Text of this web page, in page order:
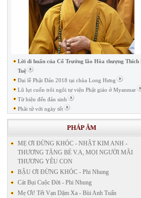
Lời di huấn của Cố Trưởng lão Hòa thượng Thích
Tuệ
Đại lễ Phật Đản 2018 tại chùa Long Hưng
Lũ lụt cuốn trôi ngôi tự viện Phật giáo ở Myanmar
Từ hiện đến đản sinh
Phât tử với ngày tết
PHÁP ÂM
MẸ ƠI ĐỪNG KHÓC - NHẬT KIM ANH -
THƯƠNG TẶNG BÉ V.A, MỌI NGƯỜI MÃI
THƯƠNG YÊU CON
BẬU ƠI ĐỪNG KHÓC - Phi Nhung
Cát Bụi Cuộc Đời - Phi Nhung
Mẹ Ơi! Tết Vạn Dặm Xa - Bùi Anh Tuấn